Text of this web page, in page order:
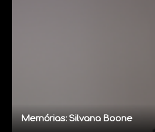
Memórias: Silvana Boone